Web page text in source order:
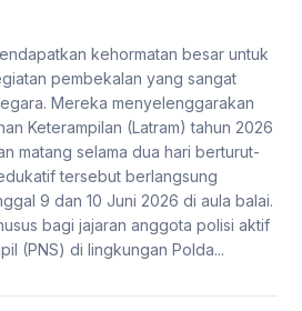
kehormatan besar untuk
pembekalan yang sangat
Mereka menyelenggarakan
Keterampilan (Latram) tahun 2026
matang selama dua hari berturut-
tersebut berlangsung
9 dan 10 Juni 2026 di aula balai.
bagi jajaran anggota polisi aktif
(PNS) di lingkungan Polda...